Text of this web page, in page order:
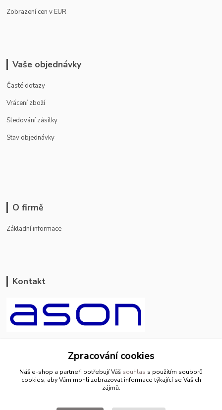
Zobrazení cen v EUR
Vaše objednávky
Časté dotazy
Vrácení zboží
Sledování zásilky
Stav objednávky
O firmě
Základní informace
Kontakt
+420 799 500 769
pracovní dny 8-11hod.,13-15hod.
Zpracování cookies
Náš e-shop a partneři potřebují Váš souhlas s použitím souborů
cookies, aby Vám mohli zobrazovat informace týkající se Vašich
zájmů.